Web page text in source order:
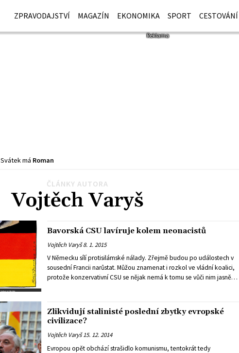
ZPRAVODAJSTVÍ MAGAZÍN EKONOMIKA SPORT CESTOVÁNÍ
Svátek má Roman
ČLÁNKY AUTORA
Vojtěch Varyš
Bavorská CSU lavíruje kolem neonacistů
Vojtěch Varyš 8. 1. 2015
V Německu sílí protisilámské nálady. Zřejmě budou po událostech v
sousední Francii narůstat. Můžou znamenat i rozkol ve vládní koalici,
protože konzervativní CSU se nějak nemá k tomu se vůči nim jasně
Zlikvidují stalinisté poslední zbytky evropské
civilizace?
Vojtěch Varyš 15. 12. 2014
Evropou opět obchází strašidlo komunismu, tentokrát tedy